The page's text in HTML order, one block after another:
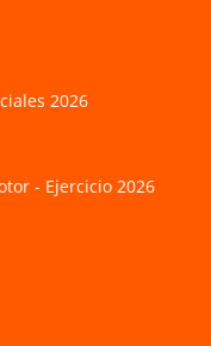
2026
- Ejercicio 2026